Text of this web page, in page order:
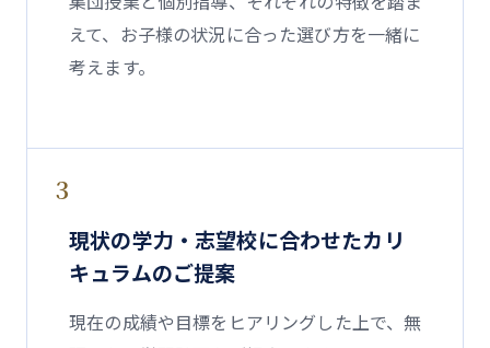
えて、お子様の状況に合った選び方を一緒に
考えます。
3
現状の学力・志望校に合わせたカリ
キュラムのご提案
現在の成績や目標をヒアリングした上で、無